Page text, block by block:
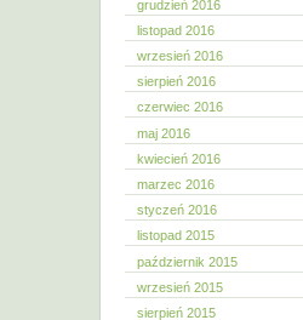
grudzień 2016
listopad 2016
wrzesień 2016
sierpień 2016
czerwiec 2016
maj 2016
kwiecień 2016
marzec 2016
styczeń 2016
listopad 2015
październik 2015
wrzesień 2015
sierpień 2015